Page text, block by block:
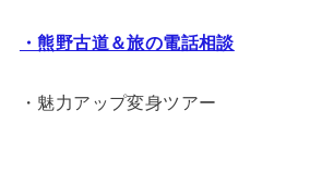
・熊野古道＆旅の電話相談
・魅力アップ変身ツアー